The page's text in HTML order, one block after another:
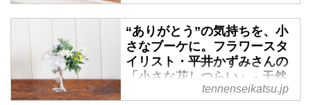
視線の先の、小さな花。そのささ
やかな存在が、肩の力を抜いてく
れます。好きな花を、ただ一輪。
そこから空気が、温かに変わって
いくのです。そんな、暮らしを彩
る小さな花しつらいについて、フ
“ありがとう”の気持ちを、小
さなブーケに。フラワースタ
イリスト・平井かずみさんの
「小さな花しつらい」 - 天然
tennenseikatsu.jp